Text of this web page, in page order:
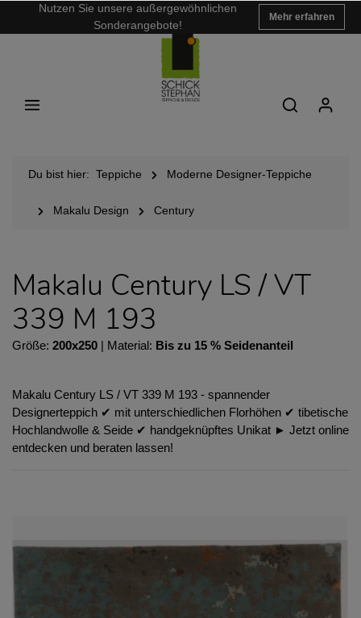
Nutzen Sie unsere außergewöhnlichen
Sonderangebote!
Mehr erfahren
Du bist hier: Teppiche Moderne Designer-Teppiche
Makalu Design Century
Makalu Century LS / VT
339 M 193
Größe: 200x250 | Material: Bis zu 15 % Seidenanteil
Makalu Century LS / VT 339 M 193 - spannender
Designerteppich ✔︎ mit unterschiedlichen Florhöhen ✔︎ tibetische
Hochlandwolle & Seide ✔︎ handgeknüpftes Unikat ► Jetzt online
entdecken und beraten lassen!